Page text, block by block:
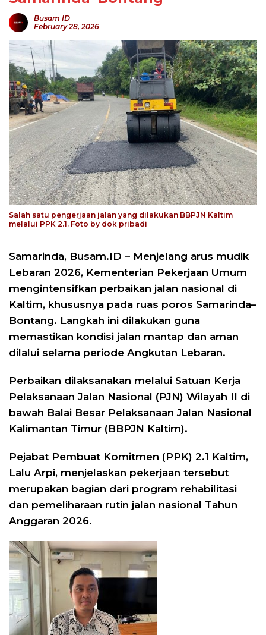
Busam ID
February 28, 2026
Salah satu pengerjaan jalan yang dilakukan BBPJN Kaltim
melalui PPK 2.1. Foto by dok pribadi
Samarinda, Busam.ID – Menjelang arus mudik
Lebaran 2026, Kementerian Pekerjaan Umum
mengintensifkan perbaikan jalan nasional di
Kaltim, khususnya pada ruas poros Samarinda–
Bontang. Langkah ini dilakukan guna
memastikan kondisi jalan mantap dan aman
dilalui selama periode Angkutan Lebaran.
Perbaikan dilaksanakan melalui Satuan Kerja
Pelaksanaan Jalan Nasional (PJN) Wilayah II di
bawah Balai Besar Pelaksanaan Jalan Nasional
Kalimantan Timur (BBPJN Kaltim).
Pejabat Pembuat Komitmen (PPK) 2.1 Kaltim,
Lalu Arpi, menjelaskan pekerjaan tersebut
merupakan bagian dari program rehabilitasi
dan pemeliharaan rutin jalan nasional Tahun
Anggaran 2026.